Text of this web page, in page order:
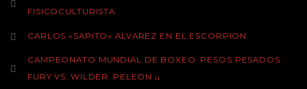
NFISICOCULTURISTA.
CARLOS «SAPITO» ALVAREZ EN EL ESCORPION.
CAMPEONATO MUNDIAL DE BOXEO. PESOS PESADOS .
FURY VS. WILDER. PELEON ¡¡